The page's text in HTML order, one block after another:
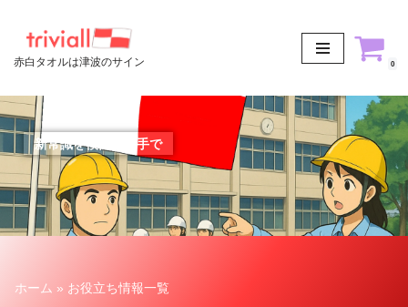
ン
ン
ツ
キ
ッ
プ
赤白タオルは津波のサイン 0
新常識を僕たちの手で
ホーム » お役立ち情報一覧